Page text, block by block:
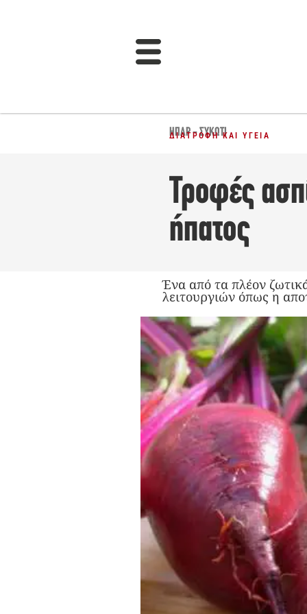
ΗΠΑΡ - ΣΥΚΏΤΙ
ΔΙΑΤΡΟΦΉ ΚΑΙ ΥΓΕΊΑ
Τροφές
ήπατος
Ένα από τα πλέον
λειτουργιών όπως η